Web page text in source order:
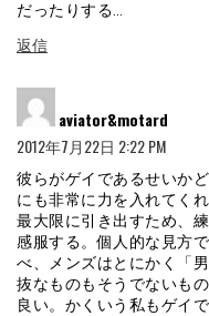
だったりする…
返信
aviator&motard
2012年7月22日 2:22 PM
彼らがゲイであるせいか
にも非常に力を入れてく
最大限に引き出すため、
感服する。個人的な見方
べ、メンズはとにかく「
抜なものもそうでないも
良い。かくいう私もゲイ